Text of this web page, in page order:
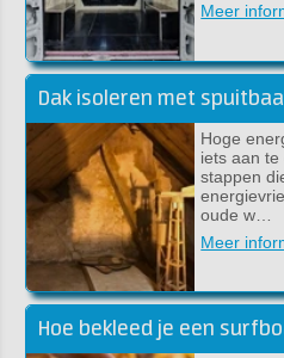
Meer
Hoge
iets aan
stappen
oude w…
Meer